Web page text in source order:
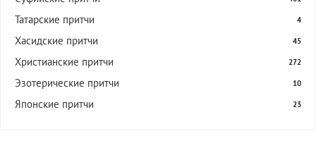
Татарские притчи 4
Хасидские притчи 45
Христианские притчи 272
Эзотерические притчи 10
Японские притчи 23